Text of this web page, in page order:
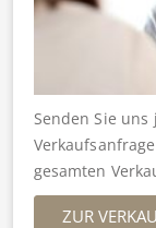
Senden Sie
gesamten
ZUR